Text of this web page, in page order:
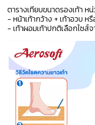
ตารางเทียบขนาดรองเท้า ห
- หน้าเท้ากว้าง + เท้าอวบ ห
- เท้าผอมเท้าปกติเลือกไซส์